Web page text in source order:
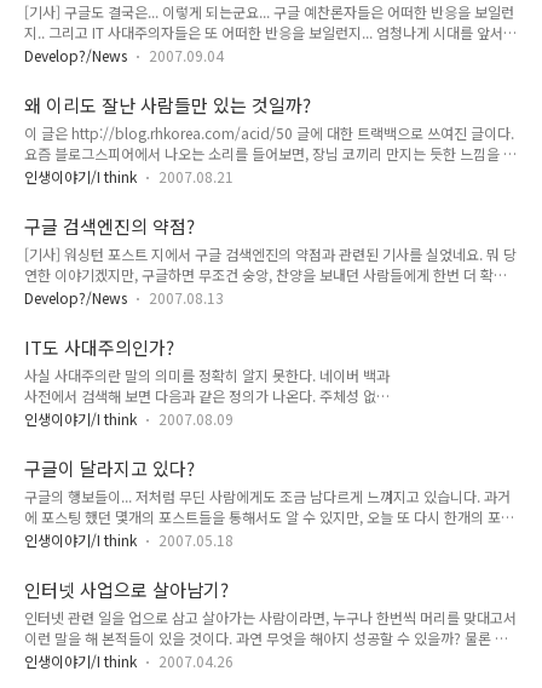
[기사] 구글도 결국은... 이렇게 되는군요... 구글 예찬론자들은 어떠한 반응을 보일런
지.. 그리고 IT 사대주의자들은 또 어떠한 반응을 보일런지... 엄청나게 시대를 앞서나
가듯이 말하던 그 사람들이... 결국 중요한 것은 꺠닫지 못하고 있는듯 하네요... 사람
사진들을 사람(알바)이 골라낸다고 했었는데, 네이버만 알바 있다고 투덜 대던 사람
들이 생각나더군요 -.-;;
Develop?/News 2007.09.04
왜 이리도 잘난 사람들만 있는 것일까?
이 글은 http://blog.rhkorea.com/acid/50 글에 대한 트랙백으로 쓰여진 글이다.
요즘 블로그스피어에서 나오는 소리를 들어보면, 장님 코끼리 만지는 듯한 느낌을 많
이 받는다. 사실 네이버에 근무하고 있는 나나 하늘달리기님도 조직이 워낙에 거대해
어떻게들 이렇게 판단을 잘 하는지 모르겠다. 안 좋은 일이 생기면, 그에 대한 해결책
을 내 놓으려고 하는 그 노력에 대해 칭찬하는게 아니라, 그거밖에 못하느냐 라는 식
으로 질책부터 하는 사람들을 보면, 자식에게 칭찬이 아니라 벌로만 일관하는 사람들
을 떠올리게 한다. 나 역시 몇일 걸려 고민하고 코딩하고 만든 것이, 외부로 들어날 때
는 별거 아닌 것처럼 보여지는 것도..
인생이야기/I think 2007.08.21
구글 검색엔진의 약점?
[기사] 워싱턴 포스트 지에서 구글 검색엔진의 약점과 관련된 기사를 실었네요. 뭐 당
연한 이야기겠지만, 구글하면 무조건 숭앙, 찬양을 보내던 사람들에게 한번 더 확인
을 해 주는 셈이네요. ㅎㅎ 그래도, 구글 역시 만만한 검색엔진이 아니라는 점은 변함
Develop?/News 2007.08.13
IT도 사대주의인가?
사실 사대주의란 말의 의미를 정확히 알지 못한다. 네이버 백과
사전에서 검색해 보면 다음과 같은 정의가 나온다. 주체성 없이
세력이 큰 나라나 세력권에 붙어 그 존립을 유지하려는 주의.뭐,
적인 뜻을 살리지 못한 채, 무언가 있어 보이고, 무언가 대단해
보이는 그것을 아무런 이유없이 따르고 추앙하는 행태는 보기에
눈살이 찌뿌려 보이고, 촌스럽기까지 해 보인다. 마치 우리 어렸
을 적, made in USA라고 하면 무조건 좋은것, 물건너 온거면 무
조건 좋은 것이라는 행태, 그리고 요즘 된장녀들이 별다방, 콩다
태가 눈살을 찌뿌리게 만들고, 촌스러운 행태로 보이는 것과 마
찬가지이다. 그런..
인생이야기/I think 2007.08.09
구글이 달라지고 있다?
구글의 행보들이... 저처럼 무딘 사람에게도 조금 남다르게 느껴지고 있습니다. 과거
에 포스팅 했던 몇개의 포스트들을 통해서도 알 수 있지만, 오늘 또 다시 한개의 포스
팅을 통해서 구글이 변하고 있음을 느끼게 됬습니다. 사실 구글 하면 page rank라는
그러한 검색 방법이라던가, 기술력 등은 국내 기업들이 따라가기 힘들만큼 참으로 대
단한 것이지요. 하지만, 사용자는 그러한 기술력에 대해 대단하다고 생각할런지는 모
르지만, 그러한 기술력이 사용자들에게 있어서 전부는 아니라고 생각 되어집니다. 그
래서 그런가 구글이 사용자 잡기에 나선 듯 합니다. iGoogle, Google Desktop의
Gadget에서의 디자인 변화부터 ..
인생이야기/I think 2007.05.18
인터넷 사업으로 살아남기?
인터넷 관련 일을 업으로 삼고 살아가는 사람이라면, 누구나 한번씩 머리를 맞대고서
이런 말을 해 본적들이 있을 것이다. 과연 무엇을 해아지 성공할 수 있을까? 물론 이
런 생각은 IT 직종 이외의 분들도 항상 생각하며 살아가는 듯 하다. 나 또한 마음 맞는
인생이야기/I think 2007.04.26